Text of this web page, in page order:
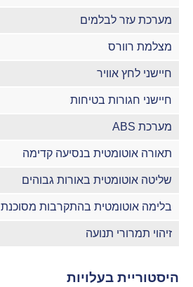
מערכת עזר לבלמים
מצלמת רוורס
חיישני לחץ אוויר
חיישני חגורות בטיחות
מערכת ABS
תאורה אוטומטית בנסיעה קדימה
שליטה אוטומטית באורות גבוהים
בלימה אוטומטית בהתקרבות מסוכנת
זיהוי תמרורי תנועה
היסטוריית בעלויות